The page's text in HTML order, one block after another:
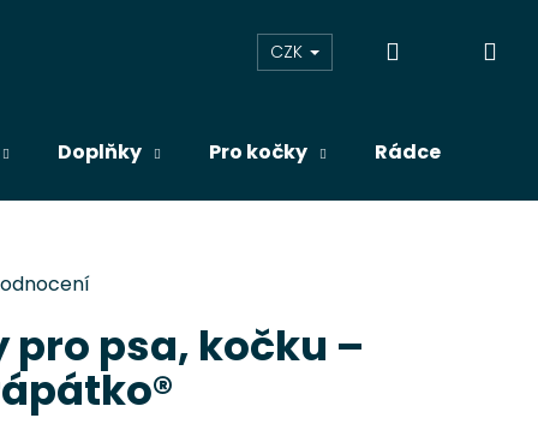
Doplňky Pro kočky Rádce
CZK Přihlášení
pro psa, kočku –